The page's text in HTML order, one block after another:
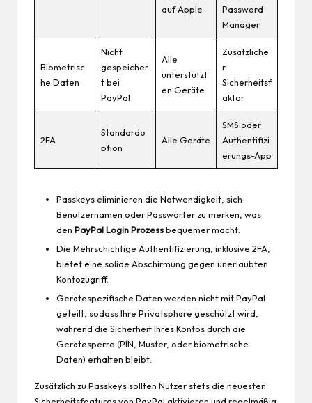
auf Apple
Password
Manager
Biometrisc
he Daten
Nicht
gespeicher
t bei
PayPal
Alle
unterstützt
en Geräte
Zusätzliche
r
Sicherheitsf
aktor
2FA
Standardo
ption
Alle Geräte
SMS oder
Authentifizi
erungs-App
Passkeys eliminieren die Notwendigkeit, sich
Benutzernamen oder Passwörter zu merken, was
den PayPal Login Prozessbequemer macht.
Die Mehrschichtige Authentifizierung, inklusive 2FA,
bietet eine solide Abschirmung gegen unerlaubten
Kontozugriff.
Gerätespezifische Daten werden nicht mit PayPal
geteilt, sodass Ihre Privatsphäre geschützt wird,
während die Sicherheit Ihres Kontos durch die
Gerätesperre (PIN, Muster, oder biometrische
Daten) erhalten bleibt.
Zusätzlich zu Passkeys sollten Nutzer stets die neuesten